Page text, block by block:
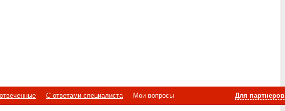
Для партнеров
С ответами специалиста
Мои вопросы